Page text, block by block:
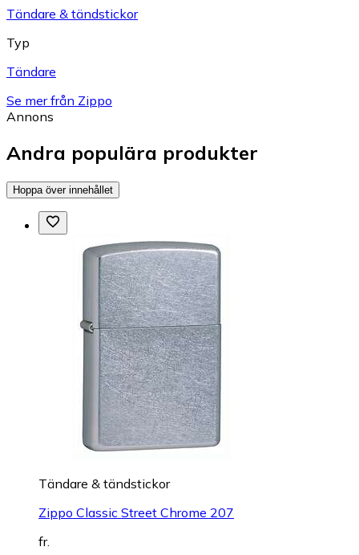
Tändare & tändstickor
Typ
Tändare
Se mer från Zippo
Annons
Andra populära produkter
Hoppa över innehållet
Tändare & tändstickor
Zippo Classic Street Chrome 207
fr.